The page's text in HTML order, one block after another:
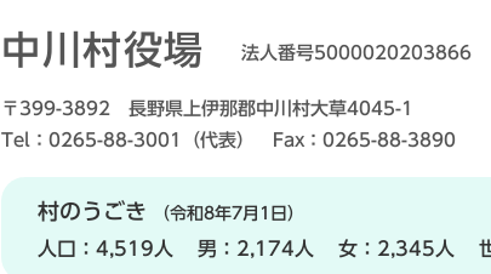
中川村役場 法人番号5000020203866
〒399-3892 長野県上伊那郡中川村大草4045-1
Tel：0265-88-3001（代表） Fax：0265-88-3890
村のうごき （令和8年7月1日）
人口： 4,519人 男： 2,174人 女： 2,345人